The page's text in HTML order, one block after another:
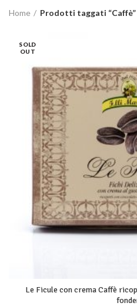
Home Prodotti taggati “Caffè”
SOLD
OUT
Le Ficule con crema Caffè